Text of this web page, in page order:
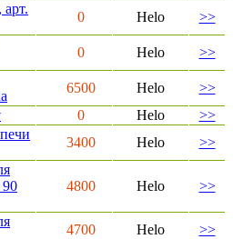
0 Helo
>>
0 Helo
>>
6500 Helo
>>
0 Helo
>>
3400 Helo
>>
90
4800 Helo >>
4700 Helo
>>